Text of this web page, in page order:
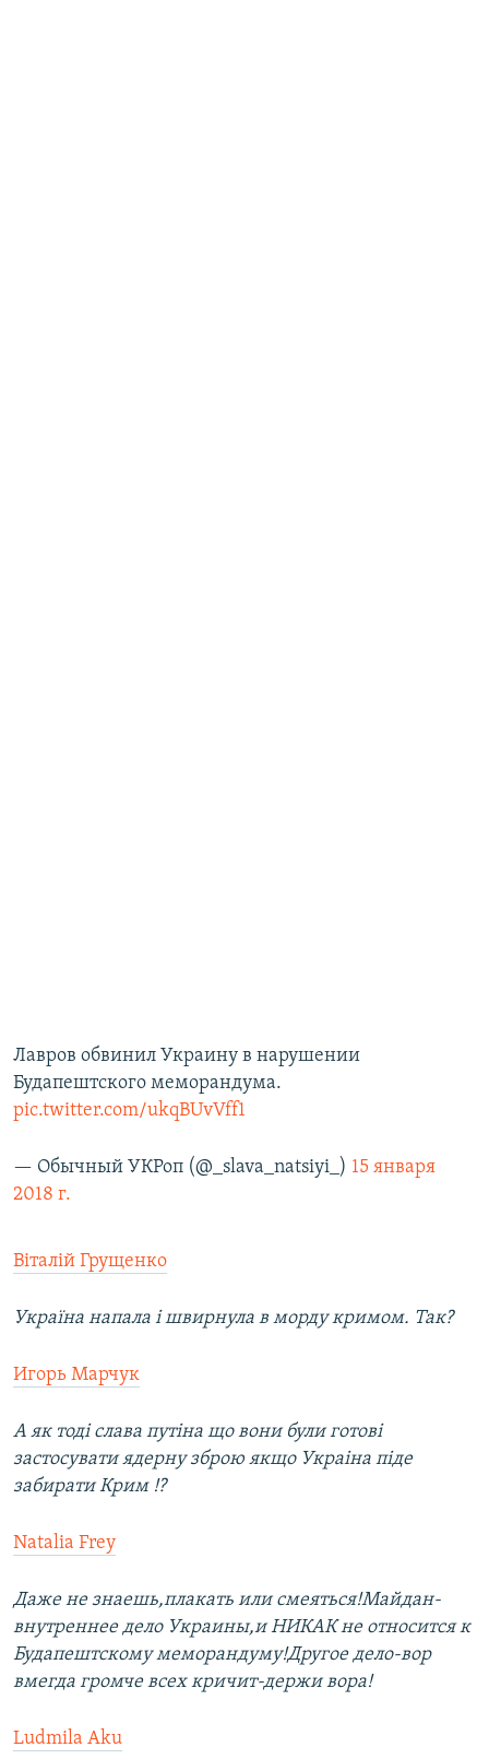
Лавров обвинил Украину в нарушении
Будапештского меморандума.
pic.twitter.com/ukqBUvVff1
— Обычный УКРоп (@_slava_natsiyi_) 15 января
2018 г.
Віталій Грущенко
Україна напала і швирнула в морду кримом. Так?
Игорь Марчук
А як тоді слава путіна що вони були готові
застосувати ядерну зброю якщо Украіна піде
забирати Крим !?
Natalia Frey
Даже не знаешь,плакать или смеяться!Майдан-
внутреннее дело Украины,и НИКАК не относится к
Будапештскому меморандуму!Другое дело-вор
вмегда громче всех кричит-держи вора!
Ludmila Aku